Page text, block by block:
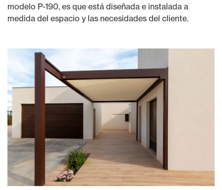
modelo P-190, es que está diseñada e instalada a
medida del espacio y las necesidades del cliente.